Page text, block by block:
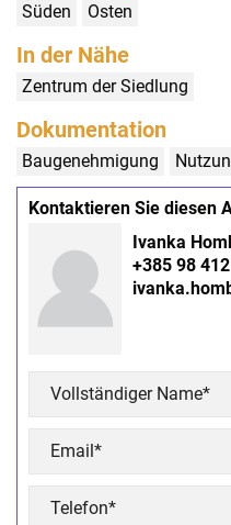
Süden Osten
In der Nähe
Zentrum der Siedlung
Dokumentation
Baugenehmigung
Kontaktieren Sie diesen
Ivanka
+385 98